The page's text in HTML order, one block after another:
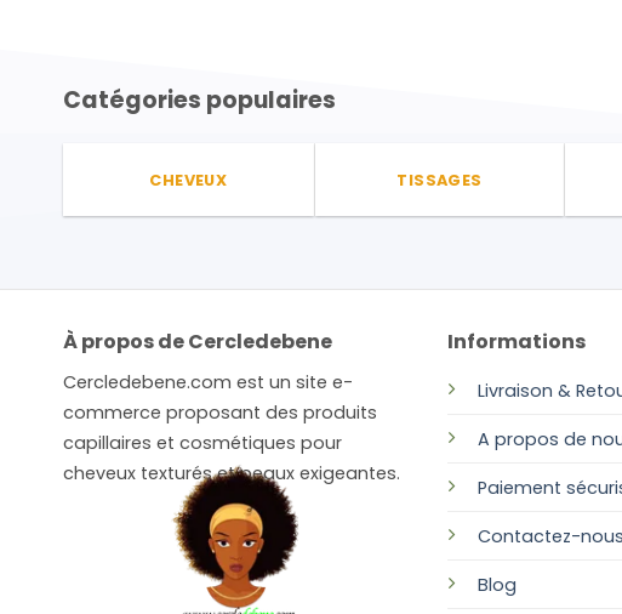
plusieurs
variations.
sur
page
options
sur
page
produit
Catégories populaires
CHEVEUX TISSAGES
À propos de Cercledebene
Cercledebene.com est un site e-
commerce proposant des produits
capillaires et cosmétiques pour
cheveux texturés et peaux exigeantes.
Informations
Livraison &
A propos de
Paiement
Contactez-nous
Blog